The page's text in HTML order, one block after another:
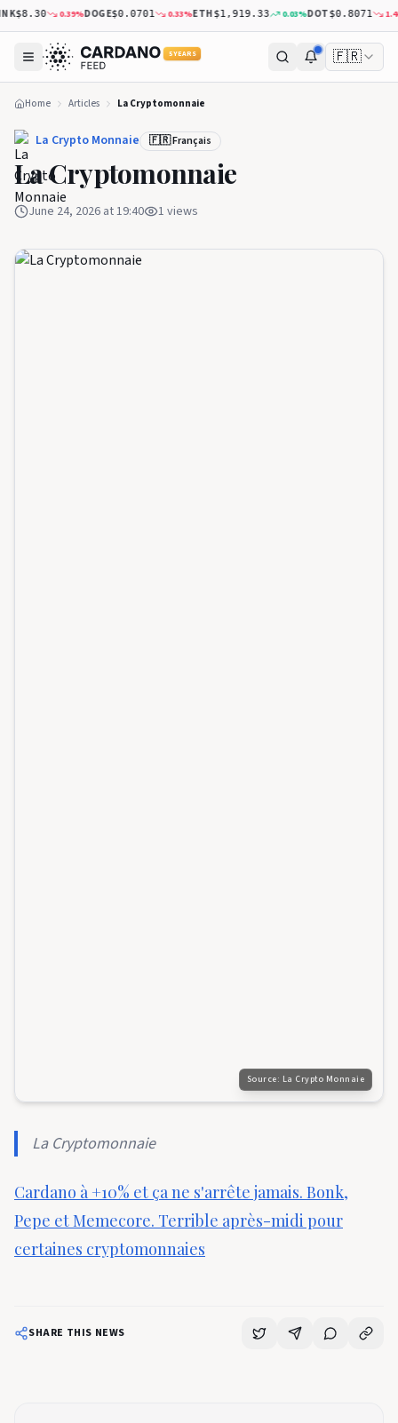
$8.30 0.39%DOGE$0.0701 0.33%ETH$1,919.33 0.03%DOT$0.8071 1.46
5 YEARS 🇫🇷
Home Articles La Cryptomonnaie
La Crypto Monnaie 🇫🇷 Français
La Cryptomonnaie
June 24, 2026 at 19:40 1 views
Source: La Crypto Monnaie
La Cryptomonnaie
Cardano à +10% et ça ne s'arrête jamais. Bonk,
Pepe et Memecore. Terrible après-midi pour
certaines cryptomonnaies
SHARE THIS NEWS